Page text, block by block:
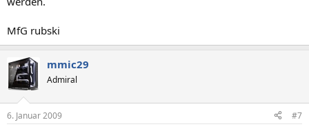
MfG rubski
mmic29
Admiral
6. Januar 2009 #7